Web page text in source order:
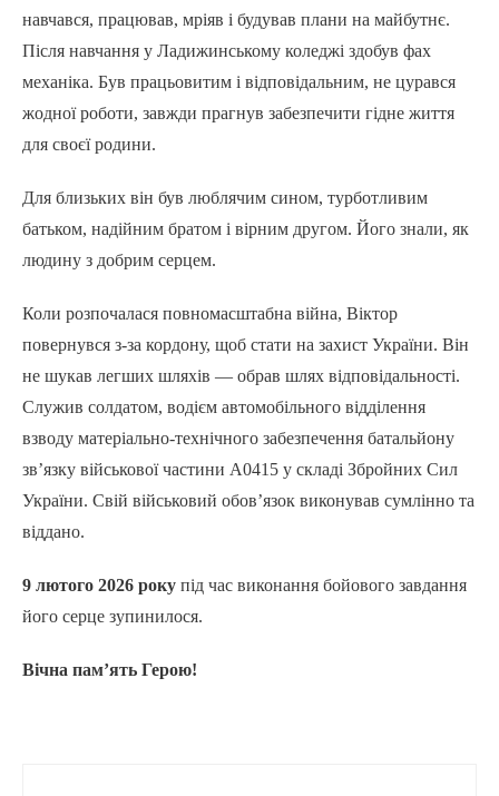
навчався, працював, мріяв і будував плани на майбутнє.
Після навчання у Ладижинському коледжі здобув фах
механіка. Був працьовитим і відповідальним, не цурався
жодної роботи, завжди прагнув забезпечити гідне життя
для своєї родини.
Для близьких він був люблячим сином, турботливим
батьком, надійним братом і вірним другом. Його знали, як
людину з добрим серцем.
Коли розпочалася повномасштабна війна, Віктор
повернувся з-за кордону, щоб стати на захист України. Він
не шукав легших шляхів — обрав шлях відповідальності.
Служив солдатом, водієм автомобільного відділення
взводу матеріально-технічного забезпечення батальйону
зв’язку військової частини А0415 у складі Збройних Сил
України. Свій військовий обов’язок виконував сумлінно та
віддано.
9 лютого 2026 року під час виконання бойового завдання
його серце зупинилося.
Вічна пам’ять Герою!